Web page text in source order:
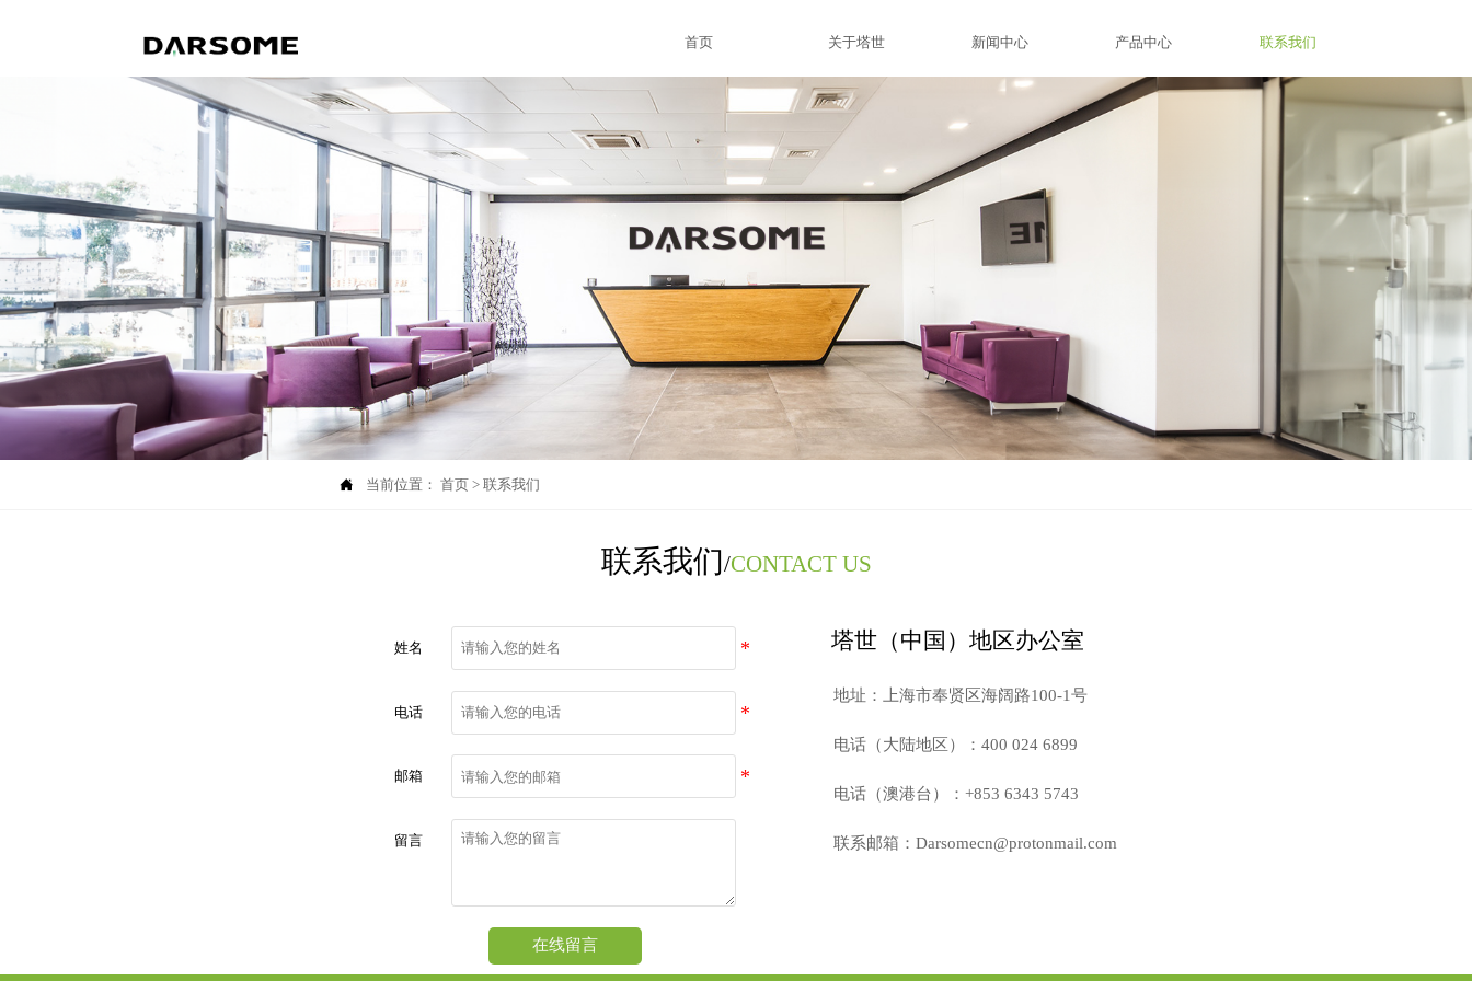
首页 关于塔世 新闻中心 产品中心 联系我们
 当前位置：首页 >联系我们
联系我们/CONTACT US
姓名
电话
邮箱
留言
在线留言
塔世（中国）地区办公室
地址：上海市奉贤区海阔路100-1号
电话（大陆地区）：400 024 6899
电话（澳港台）：+853 6343 5743
联系邮箱：Darsomecn@protonmail.com